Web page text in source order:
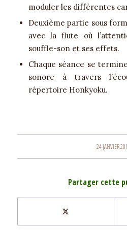
moduler les différentes
Deuxième partie sous
avec la flute où
souffle-son et ses effets.
Chaque séance se
sonore à travers
répertoire Honkyoku.
24 JANVIER
Partager cette